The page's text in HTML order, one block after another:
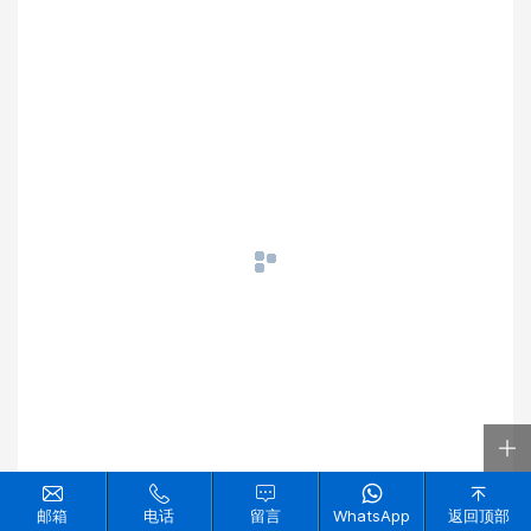
邮箱 电话 留言 WhatsApp 返回顶部